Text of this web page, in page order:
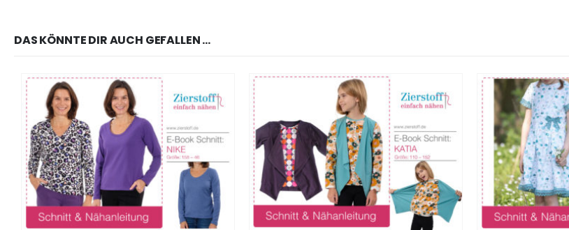
DAS KÖNNTE DIR AUCH GEFALLEN …